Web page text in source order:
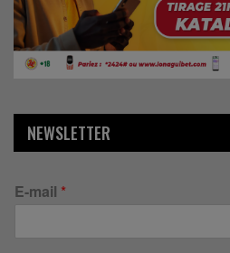
NEWSLETTER
E-mail *